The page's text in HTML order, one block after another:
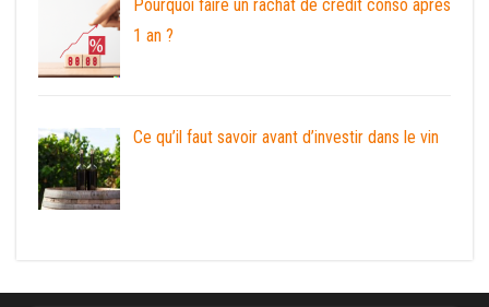
Pourquoi faire un rachat de crédit conso après
1 an ?
Ce qu’il faut savoir avant d’investir dans le vin